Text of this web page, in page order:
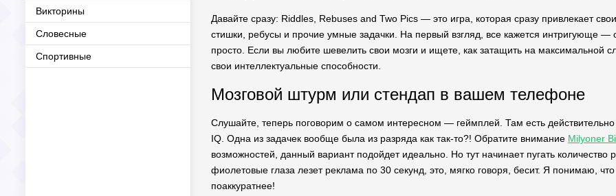
Викторины
Словесные
Спортивные
Давайте сразу: Riddles, Rebuses and Two Pics — это игра, которая сразу привлекает
стишки, ребусы и прочие умные задачки. На первый взгляд, все кажется интригующе —
просто. Если вы любите шевелить свои мозги и ищете, как затащить на максимальной
свои интеллектуальные способности.
Мозговой штурм или стендап в вашем телефоне
Слушайте, теперь поговорим о самом интересном — геймплей. Там есть действительно
IQ. Одна из задачек вообще была из разряда как так-то?! Обратите внимание Milyoner
возможностей, данный вариант подойдет идеально. Но тут начинает пугать
фиолетовые глаза лезет реклама по 30 секунд, это, мягко говоря, бесит. Я понимаю,
поаккуратнее!